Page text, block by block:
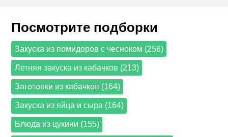
Посмотрите подборки
Закуска из помидоров с чесноком (256)
Летняя закуска из кабачков (213)
Заготовки из кабачков (164)
Закуска из яйца и сыра (164)
Блюда из цукини (155)